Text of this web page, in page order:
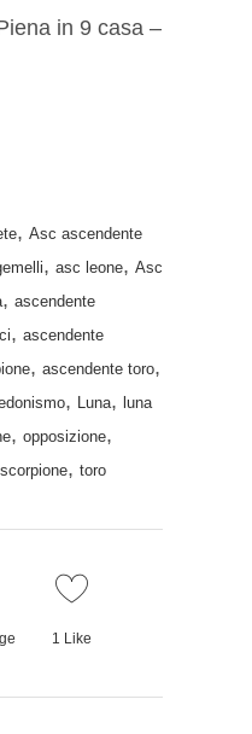
in 9 casa –
, Asc ascendente
, asc leone, Asc
, ascendente
, ascendente
, ascendente toro,
, Luna, luna
, opposizione,
scorpione, toro
1 Like